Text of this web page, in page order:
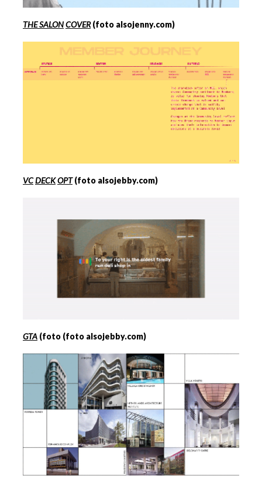
THE SALONCOVER(foto alsojenny.com)
VCDECKOPT(foto alsojebby.com)
GTA (foto (foto alsojebby.com)